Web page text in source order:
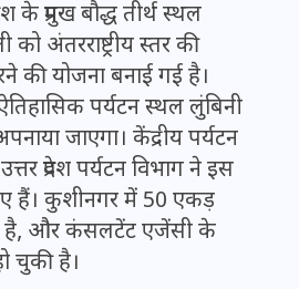
के प्रमुख बौद्ध तीर्थ स्थल
अंतरराष्ट्रीय स्तर की
योजना बनाई गई है।
पर्यटन स्थल लुंबिनी
जाएगा। केंद्रीय पर्यटन
प्रदेश पर्यटन विभाग ने इस
हैं। कुशीनगर में 50 एकड़
है, और कंसलटेंट एजेंसी के
चुकी है।